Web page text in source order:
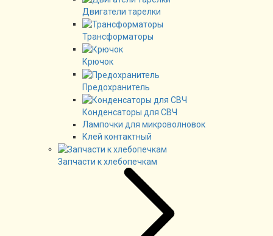
Двигатели тарелки
Трансформаторы
Крючок
Предохранитель
Конденсаторы для СВЧ
Лампочки для микроволновок
Клей контактный
Запчасти к хлебопечкам